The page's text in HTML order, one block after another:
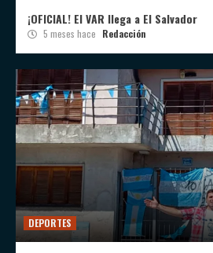
¡OFICIAL! El VAR llega a El Salvador
5 meses hace Redacción
DEPORTES